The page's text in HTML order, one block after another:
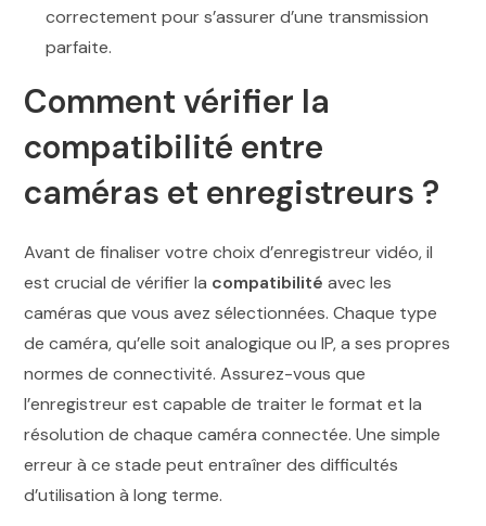
correctement pour s’assurer d’une transmission
parfaite.
Comment vérifier la
compatibilité entre
caméras et enregistreurs ?
Avant de finaliser votre choix d’enregistreur vidéo, il
est crucial de vérifier la compatibilité avec les
caméras que vous avez sélectionnées. Chaque type
de caméra, qu’elle soit analogique ou IP, a ses propres
normes de connectivité. Assurez-vous que
l’enregistreur est capable de traiter le format et la
résolution de chaque caméra connectée. Une simple
erreur à ce stade peut entraîner des difficultés
d’utilisation à long terme.